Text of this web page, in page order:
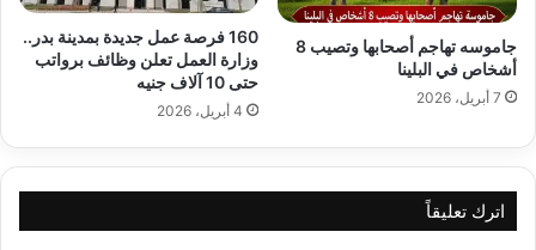
جاموسه تهاجم أصحابها وتصيب 8
أشخاص في البلينا
7 أبريل، 2026
160 فرصة عمل جديدة بمدينة بدر..
وزارة العمل تعلن وظائف برواتب
حتى 10 آلاف جنيه
4 أبريل، 2026
اترك تعليقاً